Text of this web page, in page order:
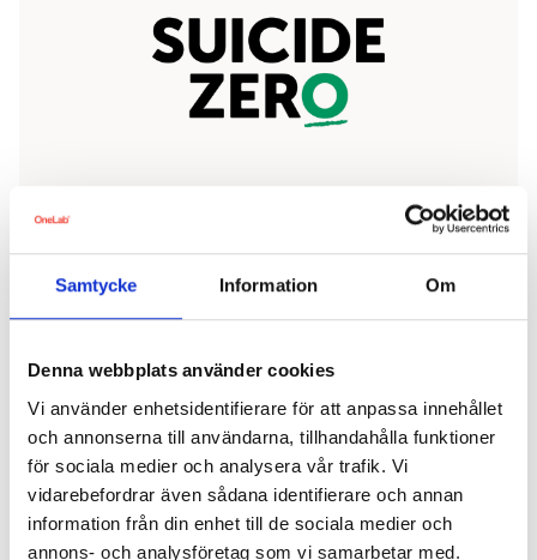
Samtycke Information Om
Denna webbplats använder cookies
Vi använder enhetsidentifierare för att anpassa innehållet
och annonserna till användarna, tillhandahålla funktioner
för sociala medier och analysera vår trafik. Vi
vidarebefordrar även sådana identifierare och annan
information från din enhet till de sociala medier och
annons- och analysföretag som vi samarbetar med.
Nyheter 2 augusti, 2024